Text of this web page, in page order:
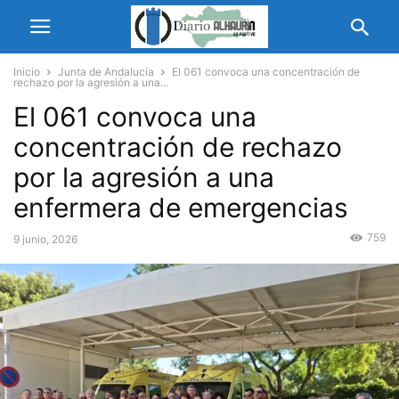
Inicio Junta de Andalucía
El 061 convoca una concentración de
rechazo por la agresión a una...
El 061 convoca una
concentración de rechazo
por la agresión a una
enfermera de emergencias
9 junio, 2026 759